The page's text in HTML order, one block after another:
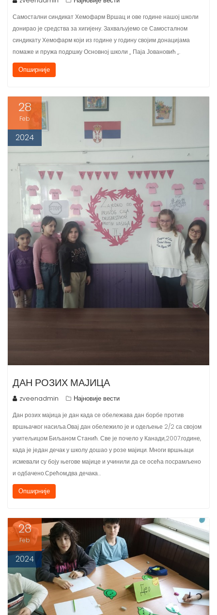
Самостални синдикат Хемофарм Вршац и ове године нашој школи
донирао је средства за хигијену. Захваљујемо се Самосталном
синдикату Хемофарм који из године у годину својим донацијама
помаже и пружа подршку Основној школи „ Паја Јовановић „.
Опширније
28
Feb
zveenadmin Најновије вести
Дан розих мајица је дан када се обележава дан борбе против
вршњачког насиља.Овај дан обележило је и одељење 2/2 са својом
учитељицом Биљаном Станић. Све је почело у Канади,2007.године,
када је један дечак у школу дошао у розе мајици. Многи вршњаци
исмевали су боју његове мајице и учинили да се осећа посрамљено
и одбачено.Срећом,два дечака…
Опширније
28
Feb
2024